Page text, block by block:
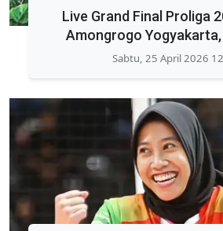
Live Grand Final Proliga
Amongrogo Yogyakarta,
Sabtu, 25 April 2026